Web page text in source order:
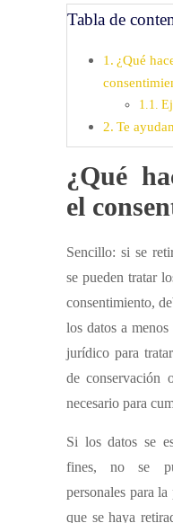
Tabla de
¿Qué
Te
¿Qué
el
Sencillo: si se
se pueden tratar
consentimiento,
los datos a
jurídico para
de conservación
necesario para
Si los datos se
fines, no se
personales para
que se haya